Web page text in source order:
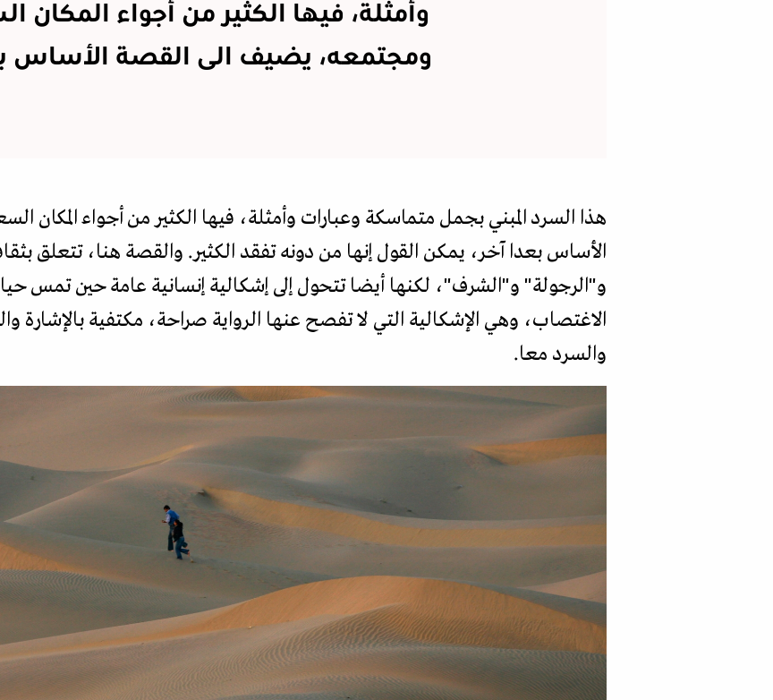
وأمثلة، فيها الكثير من أجواء المكان
ومجتمعه، يضيف الى القصة الأساس
هذا السرد المبني بجمل متماسكة وعبارات وأمثلة، فيها الكثير من أجواء
الأساس بعدا آخر، يمكن القول إنها من دونه تفقد الكثير. والقصة هنا، تتعلق
و"الرجولة" و"الشرف"، لكنها أيضا تتحول إلى إشكالية إنسانية عامة حين تمس
الاغتصاب، وهي الإشكالية التي لا تفصح عنها الرواية صراحة، مكتفية بالإشارة
والسرد معا.